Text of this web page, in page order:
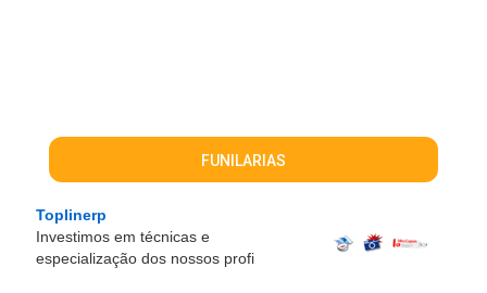
FUNILARIAS
Toplinerp
Investimos em técnicas e
especialização dos nossos profi